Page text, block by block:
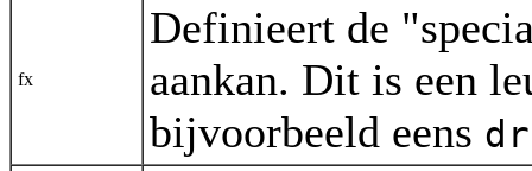
fx
Definieert de
aankan. Dit is een
bijvoorbeeld eens